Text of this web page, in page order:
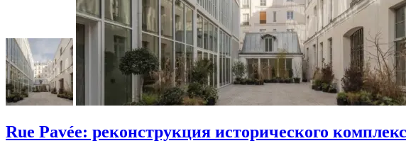
Rue Pavée: реконструкция исторического